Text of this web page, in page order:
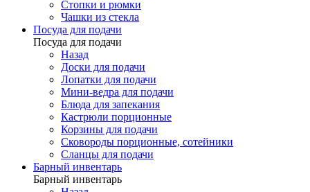
Стопки и рюмки
Чашки из стекла
Посуда для подачи
Посуда для подачи
Назад
Доски для подачи
Лопатки для подачи
Мини-ведра для подачи
Блюда для запекания
Кастрюли порционные
Корзины для подачи
Сковороды порционные, сотейники
Сланцы для подачи
Барный инвентарь
Барный инвентарь